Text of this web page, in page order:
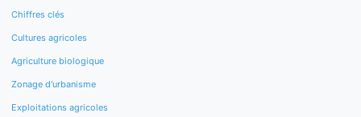
Chiffres clés
Cultures agricoles
Agriculture biologique
Zonage d'urbanisme
Exploitations agricoles